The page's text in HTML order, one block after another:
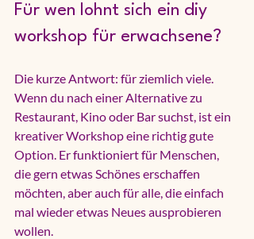
Für wen lohnt sich ein diy
workshop für erwachsene?
Die kurze Antwort: für ziemlich viele.
Wenn du nach einer Alternative zu
Restaurant, Kino oder Bar suchst, ist ein
kreativer Workshop eine richtig gute
Option. Er funktioniert für Menschen,
die gern etwas Schönes erschaffen
möchten, aber auch für alle, die einfach
mal wieder etwas Neues ausprobieren
wollen.